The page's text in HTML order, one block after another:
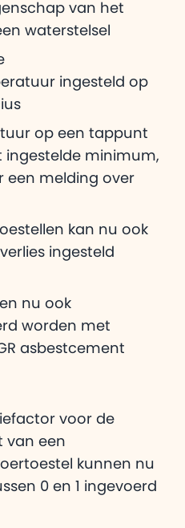
van het
waterstelsel
ingesteld op
op een tappunt
ingestelde minimum,
een melding over
kan nu ook
ingesteld
nu ook
worden met
asbestcement
voor de
van een
kunnen nu
0 en 1 ingevoerd